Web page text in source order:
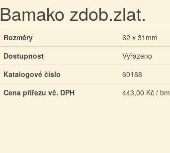
Bamako zdob.zlat.
Rozměry
62 x 31mm
Dostupnost
Vyřazeno
Katalogové číslo
60188
Cena přířezu vč. DPH
443,00 Kč / bm